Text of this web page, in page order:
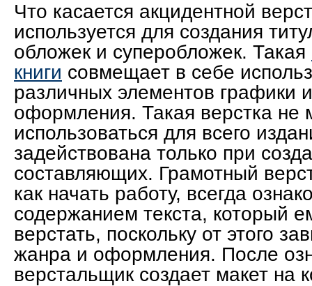
Что касается акцидентной
используется для создания
обложек и суперобложек. Такая
книги совмещает в себе
различных элементов графики
оформления. Такая верстка не
использоваться для всего
задействована только при
составляющих. Грамотный
как начать работу, всегда
содержанием текста, который
верстать, поскольку от этого
жанра и оформления. После
верстальщик создает макет на